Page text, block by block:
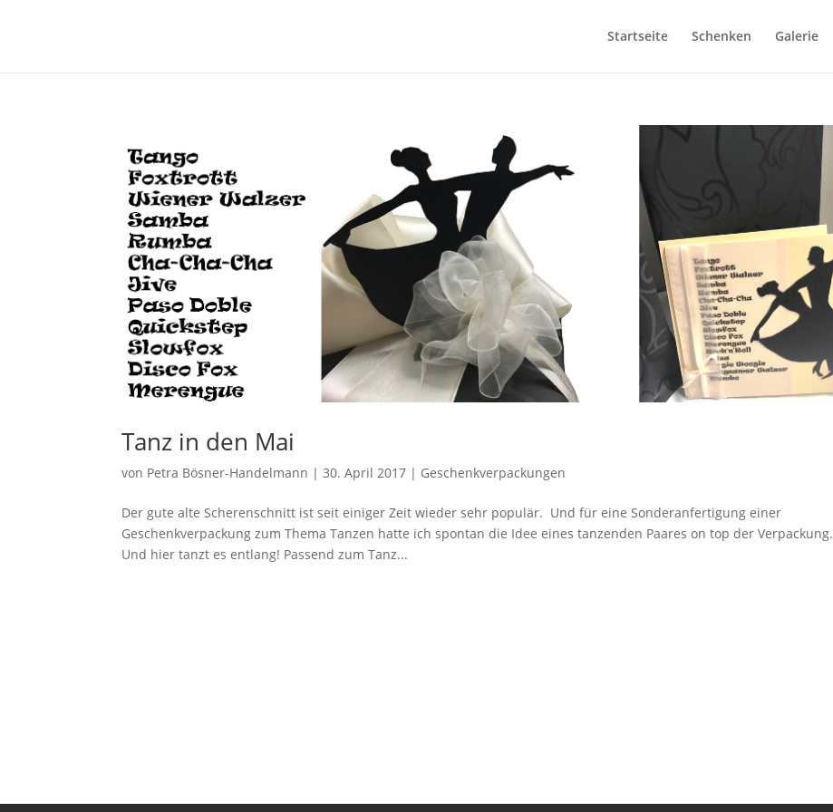
Startseite Schenken Galerie
Tanz in den Mai
von Petra Bösner-Handelmann |30. April 2017 | Geschenkverpackungen
Der gute alte Scherenschnitt ist seit einiger Zeit wieder sehr populär. Und für eine Sonderanfertigung einer
Geschenkverpackung zum Thema Tanzen hatte ich spontan die Idee eines tanzenden Paares on top der Verpackung.
Und hier tanzt es entlang! Passend zum Tanz...